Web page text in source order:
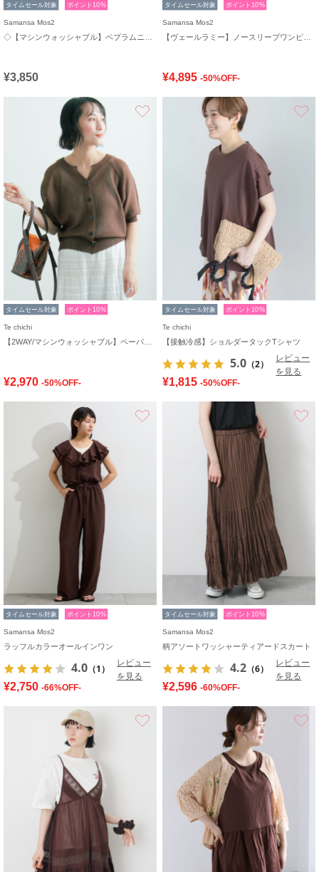
タイムセール対象 ポイント10%
Samansa Mos2
¥3,850
タイムセール対象 ポイント10%
Samansa Mos2
¥4,895 -50%OFF-
タイムセール対象 ポイント10%
Te chichi
¥2,970 -50%OFF-
タイムセール対象 ポイント10%
Te chichi
【接触冷感】ショルダータックTシャツ
5.0 （2）
レビュー
を見る
¥1,815 -50%OFF-
タイムセール対象 ポイント10%
Samansa Mos2
ラッフルカラーオールインワン
4.0 （1）
レビュー
を見る
¥2,750 -66%OFF-
タイムセール対象 ポイント10%
Samansa Mos2
柄アソートワッシャーティアードスカート
4.2 （6）
レビュー
を見る
¥2,596 -60%OFF-